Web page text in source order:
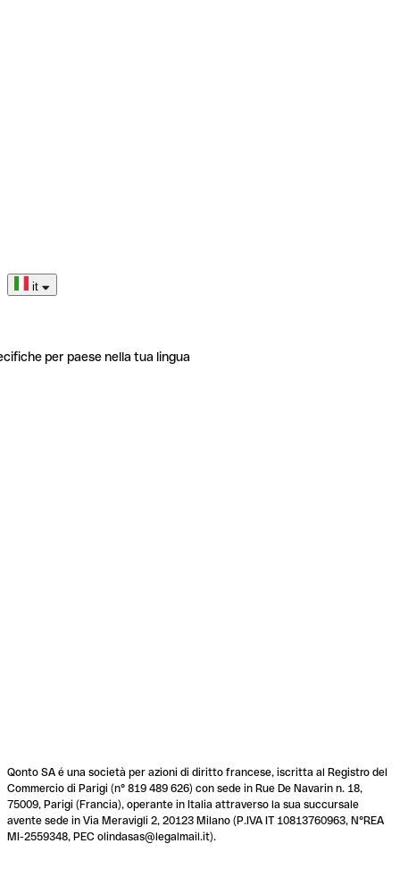
it
per paese nella tua lingua
Qonto SA é una società per azioni di diritto francese, iscritta al Registro del
Commercio di Parigi (n° 819 489 626) con sede in Rue De Navarin n. 18,
75009, Parigi (Francia), operante in Italia attraverso la sua succursale
avente sede in Via Meravigli 2, 20123 Milano (P.IVA IT 10813760963, N°REA
MI-2559348, PEC olindasas@legalmail.it).